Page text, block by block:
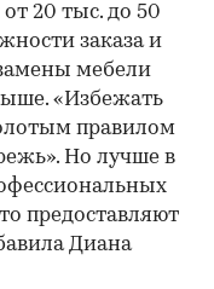
20 тыс. до 50
заказа и
мебели
«Избежать
правилом
Но лучше в
предоставляют
Диана